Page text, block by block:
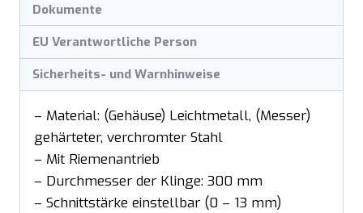
Dokumente
EU Verantwortliche Person
Sicherheits- und Warnhinweise
– Material: (Gehäuse) Leichtmetall, (Messer)
gehärteter, verchromter Stahl
– Mit Riemenantrieb
– Durchmesser der Klinge: 300 mm
– Schnittstärke einstellbar (0 – 13 mm)